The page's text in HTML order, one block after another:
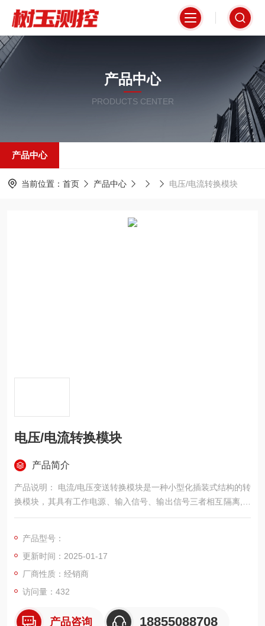
产品中心
PRODUCTS CENTER
产品中心
当前位置： 首页 产品中心 电压/电流转换模块
电压/电流转换模块
产品简介
产品说明： 电流/电压变送转换模块是一种小型化插装式结构的转
换模块，其具有工作电源、输入信号、输出信号三者相互隔离,能
将输入的交流电压或交流电流转换成(4～20)mA或(1～5)V标准信
点，适用于电量参数的显示、记录、DCS系统的监控等场合。 电
流/电压隔离转换模块 是一种小型化插装式结构的转换模块，其具
有工作电源、输入信号、输出信号三者相互隔离,能将输入的交流
电压或交流电流转换成(4～20)mA或(1～5)V标准信号输出，具有
参数的显示、记录、DCS系统的监控等场合。
产品型号：
更新时间：2025-01-17
厂商性质：经销商
访问量：432
产品咨询 18855088708